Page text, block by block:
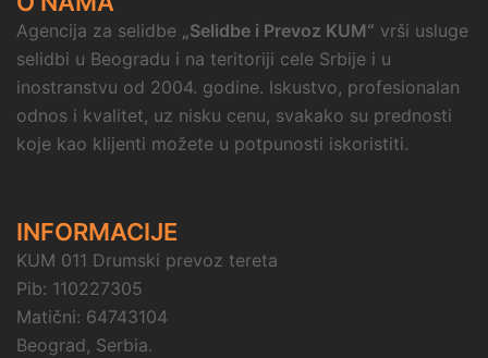
Agencija za selidbe „Selidbe i Prevoz KUM“ vrši usluge
selidbi u Beogradu i na teritoriji cele Srbije i u
inostranstvu od 2004. godine. Iskustvo, profesionalan
odnos i kvalitet, uz nisku cenu, svakako su prednosti
koje kao klijenti možete u potpunosti iskoristiti.
INFORMACIJE
KUM 011 Drumski prevoz tereta
Pib: 110227305
Matični: 64743104
Beograd, Serbia.